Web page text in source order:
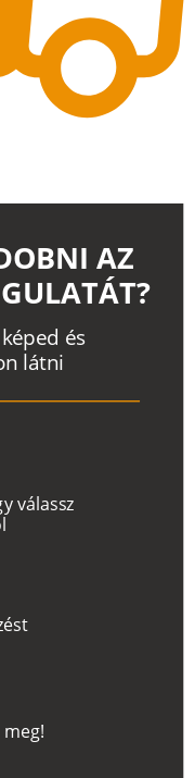
yválassz
l
képed és
n látni
AZ
ést
meg!